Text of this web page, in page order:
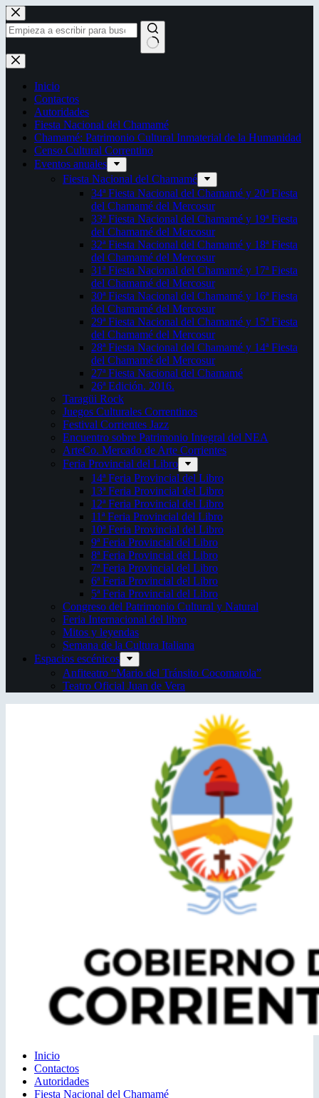
Saltar
al
contenido
Sin
resultados
Inicio
Contactos
Autoridades
Fiesta Nacional del Chamamé
Chamamé: Patrimonio Cultural Inmaterial de la Humanidad
Censo Cultural Correntino
Eventos anuales
Fiesta Nacional del Chamamé
34ª Fiesta Nacional del Chamamé y 20ª Fiesta
del Chamamé del Mercosur
33ª Fiesta Nacional del Chamamé y 19ª Fiesta
del Chamamé del Mercosur
32ª Fiesta Nacional del Chamamé y 18ª Fiesta
del Chamamé del Mercosur
31ª Fiesta Nacional del Chamamé y 17ª Fiesta
del Chamamé del Mercosur
30ª Fiesta Nacional del Chamamé y 16ª Fiesta
del Chamamé del Mercosur
29ª Fiesta Nacional del Chamamé y 15ª Fiesta
del Chamamé del Mercosur
28ª Fiesta Nacional del Chamamé y 14ª Fiesta
del Chamamé del Mercosur
27ª Fiesta Nacional del Chamamé
26ª Edición. 2016.
Taragüi Rock
Juegos Culturales Correntinos
Festival Corrientes Jazz
Encuentro sobre Patrimonio Integral del NEA
ArteCo. Mercado de Arte Corrientes
Feria Provincial del Libro
14ª Feria Provincial del Libro
13ª Feria Provincial del Libro
12ª Feria Provincial del Libro
11ª Feria Provincial del Libro
10ª Feria Provincial del Libro
9ª Feria Provincial del Libro
8ª Feria Provincial del Libro
7ª Feria Provincial del Libro
6ª Feria Provincial del Libro
5ª Feria Provincial del Libro
Congreso del Patrimonio Cultural y Natural
Feria Internacional del libro
Mitos y leyendas
Semana de la Cultura Italiana
Espacios escénicos
Anfiteatro “Mario del Tránsito Cocomarola”
Teatro Oficial Juan de Vera
Inicio
Contactos
Autoridades
Fiesta Nacional del Chamamé